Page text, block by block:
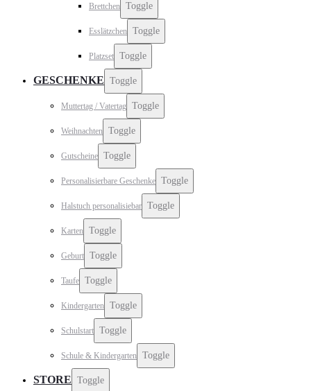
Brettchen Toggle
Esslätzchen Toggle
Platzset Toggle
GESCHENKE Toggle
Muttertag / Vatertag Toggle
Weihnachten Toggle
Gutscheine Toggle
Personalisierbare Geschenke Toggle
Halstuch personalisiebar Toggle
Karten Toggle
Geburt Toggle
Taufe Toggle
Kindergarten Toggle
Schulstart Toggle
Schule & Kindergarten Toggle
STORE Toggle